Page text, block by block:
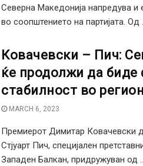
Северна Македонија напредува и
во соопштението на партијата. Од
Ковачевски – Пич:
ќе продолжи да биде
стабилност во
MARCH 6, 2023
Премиерот Димитар Ковачевски
Стјуарт Пич, специјален
Западен Балкан, придружуван од